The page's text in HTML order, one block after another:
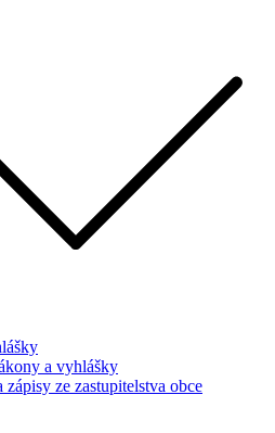
a vyhlášky
zápisy ze zastupitelstva obce